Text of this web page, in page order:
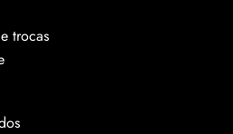
trocas